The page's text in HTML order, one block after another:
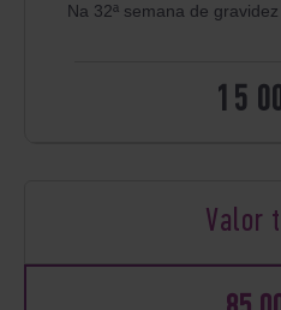
Na 32ª semana de
15
Valor